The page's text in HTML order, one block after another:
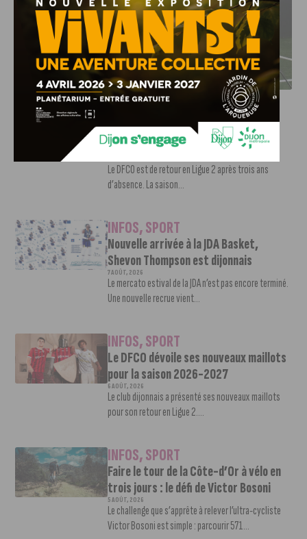
DFCO : RENCONTRE AVEC PIERRE-HENRI DEBALLON,
L’ARTISAN DE LA MONTÉE EN LIGUE 2
INFOS,SPORT
DFCO : Rencontre avec Pierre-Henri
Deballon, l’artisan de la montée en
Ligue 2
Le DFCO est de retour en Ligue 2 après trois ans
d’absence. La saison...
INFOS,SPORT
Nouvelle arrivée à la JDA Basket,
Shevon Thompson est dijonnais
7 AOÛT, 2026
Le mercato estival de la JDA n’est pas encore terminé.
Une nouvelle recrue vient...
INFOS,SPORT
Le DFCO dévoile ses nouveaux maillots
pour la saison 2026-2027
6 AOÛT, 2026
Le club dijonnais a présenté ses nouveaux maillots
pour son retour en Ligue 2....
INFOS,SPORT
Faire le tour de la Côte-d’Or à vélo en
trois jours : le défi de Victor Bosoni
5 AOÛT, 2026
Le challenge que s’apprête à relever l’ultra-cycliste
Victor Bosoni est simple : parcourir 571...